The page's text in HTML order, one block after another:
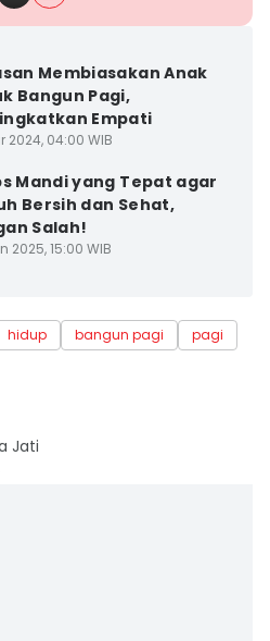
Membiasakan Anak
Bangun Pagi,
Empati
2024, 04:00 WIB
Mandi yang Tepat agar
Bersih dan Sehat,
Salah!
2025, 15:00 WIB
hidup bangun pagi
pagi
Jati